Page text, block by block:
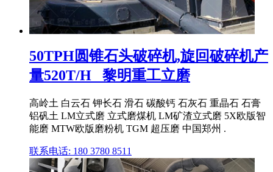
50TPH圆锥石头破碎机,旋回破碎机产
量520T/H _黎明重工立磨
高岭土 白云石 钾长石 滑石 碳酸钙 石灰石 重晶石 石膏
铝矾土 LM立式磨 立式磨煤机 LM矿渣立式磨 5X欧版智
能磨 MTW欧版磨粉机 TGM 超压磨 中国郑州 .
联系电话: 180 3780 8511